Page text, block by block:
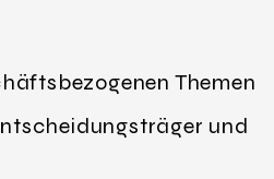
Themen
und